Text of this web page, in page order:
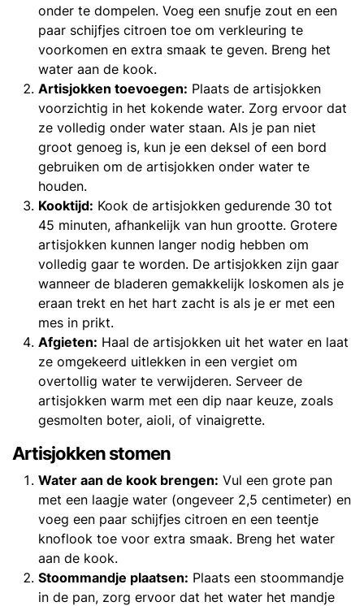
onder te dompelen. Voeg een snufje zout en een
paar schijfjes citroen toe om verkleuring te
voorkomen en extra smaak te geven. Breng het
water aan de kook.
Artisjokken toevoegen: Plaats de artisjokken
voorzichtig in het kokende water. Zorg ervoor dat
ze volledig onder water staan. Als je pan niet
groot genoeg is, kun je een deksel of een bord
gebruiken om de artisjokken onder water te
houden.
Kooktijd: Kook de artisjokken gedurende 30 tot
45 minuten, afhankelijk van hun grootte. Grotere
artisjokken kunnen langer nodig hebben om
volledig gaar te worden. De artisjokken zijn gaar
wanneer de bladeren gemakkelijk loskomen als je
eraan trekt en het hart zacht is als je er met een
mes in prikt.
Afgieten: Haal de artisjokken uit het water en laat
ze omgekeerd uitlekken in een vergiet om
overtollig water te verwijderen. Serveer de
artisjokken warm met een dip naar keuze, zoals
gesmolten boter, aioli, of vinaigrette.
Artisjokken stomen
Water aan de kook brengen: Vul een grote pan
met een laagje water (ongeveer 2,5 centimeter) en
voeg een paar schijfjes citroen en een teentje
knoflook toe voor extra smaak. Breng het water
aan de kook.
Stoommandje plaatsen: Plaats een stoommandje
in de pan, zorg ervoor dat het water het mandje